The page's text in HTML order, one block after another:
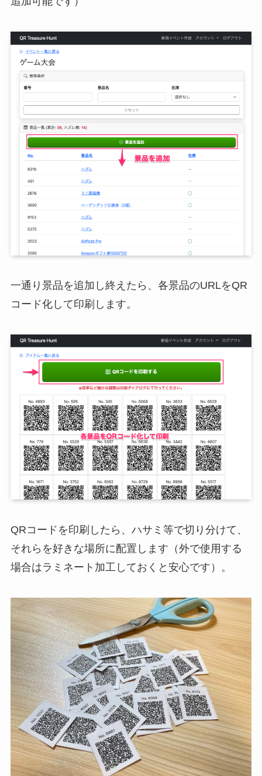
一通り景品を追加し終えたら、各景品のURLをQR
コード化して印刷します。
QRコードを印刷したら、ハサミ等で切り分けて、
それらを好きな場所に配置します（外で使用する
場合はラミネート加工しておくと安心です）。